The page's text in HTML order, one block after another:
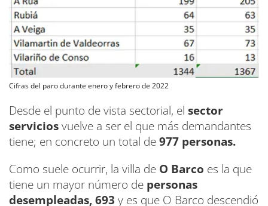
Cifras del paro durante enero y febrero de 2022
Desde el punto de vista sectorial, el sector
serviciosvuelve a ser el que más demandantes
tiene; en concreto un total de977 personas.
Como suele ocurrir, la villa de O Barco es la que
tiene un mayor número de personas
desempleadas, 693 y es que O Barco descendió